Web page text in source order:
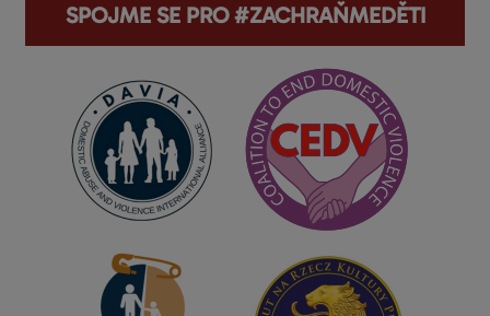
SPOJME SE PRO #ZACHRAŇMEDĚTI